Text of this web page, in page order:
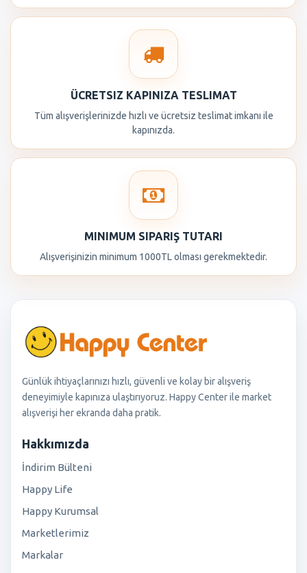
ÜCRETSIZ KAPINIZA TESLIMAT
Tüm alışverişlerinizde hızlı ve ücretsiz teslimat imkanı ile
kapınızda.
MINIMUM SIPARIŞ TUTARI
Alışverişinizin minimum 1000TL olması gerekmektedir.
Günlük ihtiyaçlarınızı hızlı, güvenli ve kolay bir alışveriş
deneyimiyle kapınıza ulaştırıyoruz. Happy Center ile market
alışverişi her ekranda daha pratik.
Hakkımızda
İndirim Bülteni
Happy Life
Happy Kurumsal
Marketlerimiz
Markalar